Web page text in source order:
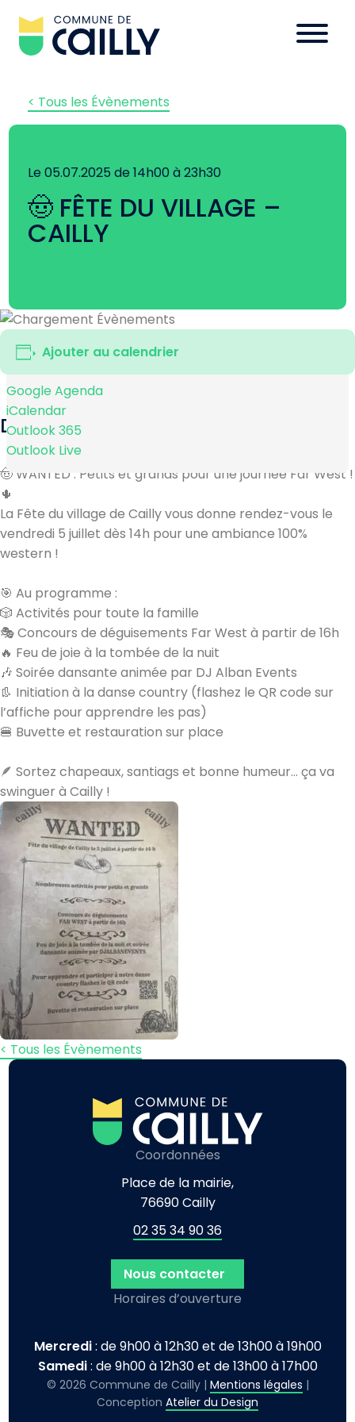
< Tous les Évènements
Le 05.07.2025 de 14h00 à 23h30
🤠 FÊTE DU VILLAGE –
CAILLY
Ajouter au calendrier
Google Agenda
iCalendar
Outlook 365
Outlook Live
DESCRIPTION
🤠 WANTED : Petits et grands pour une journée Far West !
🌵
La Fête du village de Cailly vous donne rendez-vous le
vendredi 5 juillet dès 14h pour une ambiance 100%
western !
🎯 Au programme :
🎲 Activités pour toute la famille
🎭 Concours de déguisements Far West à partir de 16h
🔥 Feu de joie à la tombée de la nuit
🎶 Soirée dansante animée par DJ Alban Events
👢 Initiation à la danse country (flashez le QR code sur
l’affiche pour apprendre les pas)
🍔 Buvette et restauration sur place
🪶 Sortez chapeaux, santiags et bonne humeur… ça va
swinguer à Cailly !
< Tous les Évènements
Coordonnées
Place de la mairie,
76690 Cailly
02 35 34 90 36
Nous contacter
Horaires d’ouverture
Mercredi: de 9h00 à 12h30 et de 13h00 à 19h00
Samedi: de 9h00 à 12h30 et de 13h00 à 17h00
© 2026 Commune de Cailly | Mentions légales |
Conception Atelier du Design